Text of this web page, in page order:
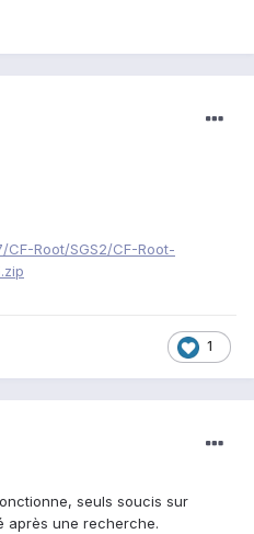
Root/SGS2/CF-Root-
1
seuls soucis sur
après une recherche.